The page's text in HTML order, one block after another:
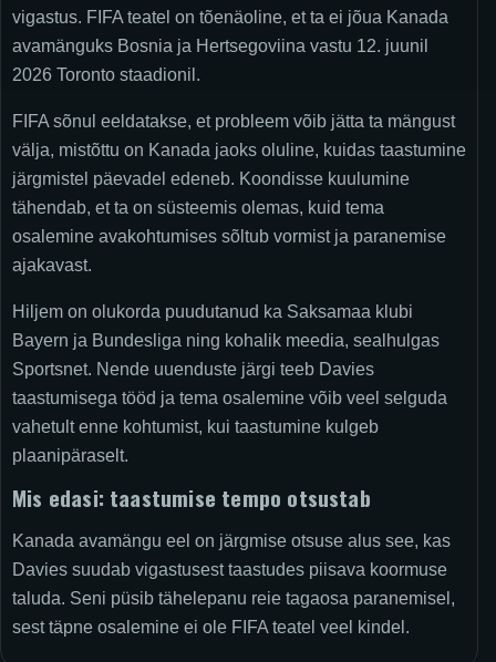
vigastus. FIFA teatel on tõenäoline, et ta ei jõua Kanada
avamänguks Bosnia ja Hertsegoviina vastu 12. juunil
2026 Toronto staadionil.
FIFA sõnul eeldatakse, et probleem võib jätta ta mängust
välja, mistõttu on Kanada jaoks oluline, kuidas taastumine
järgmistel päevadel edeneb. Koondisse kuulumine
tähendab, et ta on süsteemis olemas, kuid tema
osalemine avakohtumises sõltub vormist ja paranemise
ajakavast.
Hiljem on olukorda puudutanud ka Saksamaa klubi
Bayern ja Bundesliga ning kohalik meedia, sealhulgas
Sportsnet. Nende uuenduste järgi teeb Davies
taastumisega tööd ja tema osalemine võib veel selguda
vahetult enne kohtumist, kui taastumine kulgeb
plaanipäraselt.
Mis edasi: taastumise tempo otsustab
Kanada avamängu eel on järgmise otsuse alus see, kas
Davies suudab vigastusest taastudes piisava koormuse
taluda. Seni püsib tähelepanu reie tagaosa paranemisel,
sest täpne osalemine ei ole FIFA teatel veel kindel.